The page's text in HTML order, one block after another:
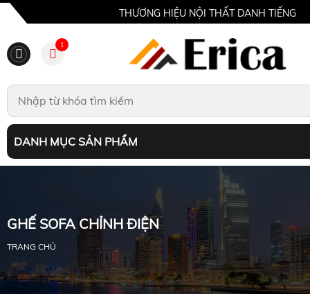
THƯƠNG HIỆU NỘI THẤT DANH TIẾNG
1
DANH MỤC SẢN PHẨM
GHẾ SOFA CHỈNH ĐIỆN
TRANG CHỦ